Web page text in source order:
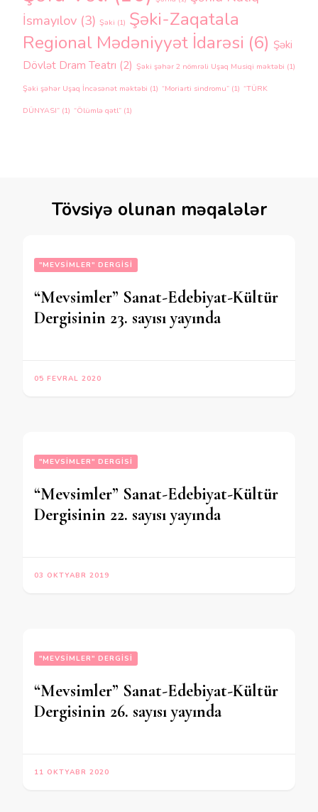
İsmayılov (3) Şəki (1) Şəki-Zaqatala
Regional Mədəniyyət İdarəsi (6) Şəki
Dövlət Dram Teatrı (2) Şəki şəhər 2 nömrəli Uşaq Musiqi məktəbi (1)
Şəki şəhər Uşaq İncəsənət məktəbi (1) “Moriarti sindromu” (1) “TÜRK
DÜNYASI” (1) “Ölümlə qətl” (1)
Tövsiyə olunan məqalələr
"MEVSIMLER" DERGISI
“Mevsimler” Sanat-Edebiyat-Kültür
Dergisinin 23. sayısı yayında
05 FEVRAL 2020
"MEVSIMLER" DERGISI
“Mevsimler” Sanat-Edebiyat-Kültür
Dergisinin 22. sayısı yayında
03 OKTYABR 2019
"MEVSIMLER" DERGISI
“Mevsimler” Sanat-Edebiyat-Kültür
Dergisinin 26. sayısı yayında
11 OKTYABR 2020